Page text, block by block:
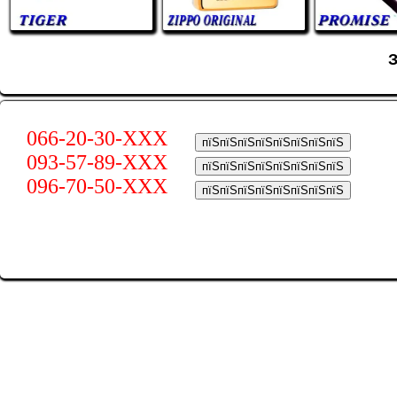
пїЅпїЅпїЅпїЅпїЅпїЅпїЅпїЅ
066-20-30-XXX
пїЅпїЅпїЅпїЅпїЅпїЅпїЅпїЅ
093-57-89-XXX
пїЅпїЅпїЅпїЅпїЅпїЅпїЅпїЅ
096-70-50-XXX